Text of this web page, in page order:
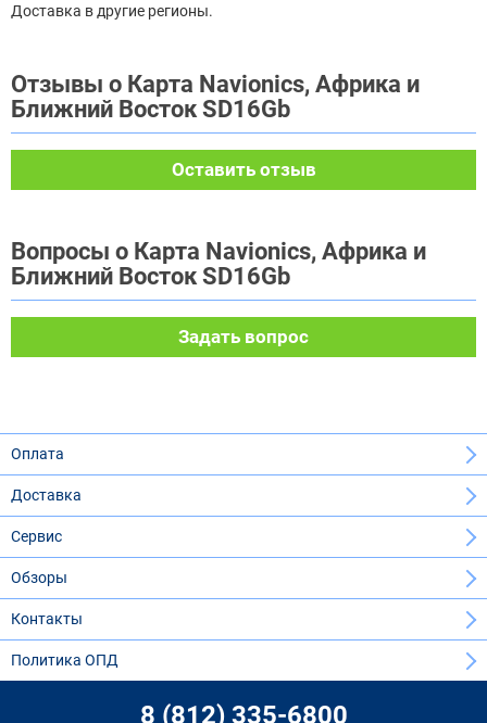
Доставка в другие регионы.
Отзывы о Карта Navionics, Африка и
Ближний Восток SD16Gb
Оставить отзыв
Вопросы о Карта Navionics, Африка и
Ближний Восток SD16Gb
Задать вопрос
Оплата
Доставка
Сервис
Обзоры
Контакты
Политика ОПД
8 (812) 335-6800